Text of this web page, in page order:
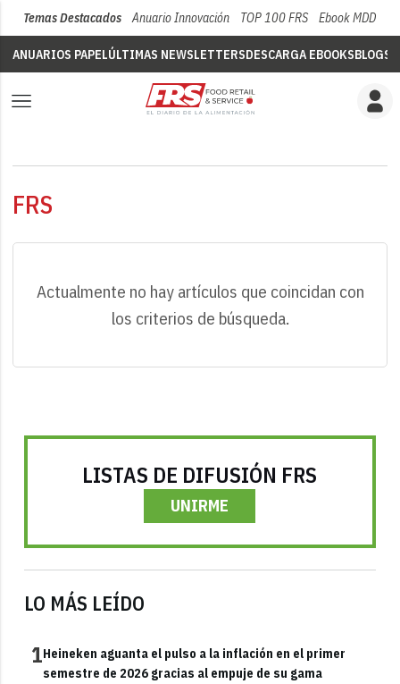
Temas Destacados Anuario Innovación TOP 100 FRS Ebook MDD
ANUARIOS PAPELÚLTIMAS NEWSLETTERSDESCARGA EBOOKSBLOGS
FRS
Actualmente no hay artículos que coincidan con
los criterios de búsqueda.
LISTAS DE DIFUSIÓN FRS
UNIRME
LO MÁS LEÍDO
1Heineken aguanta el pulso a la inflación en el primer
semestre de 2026 gracias al empuje de su gama